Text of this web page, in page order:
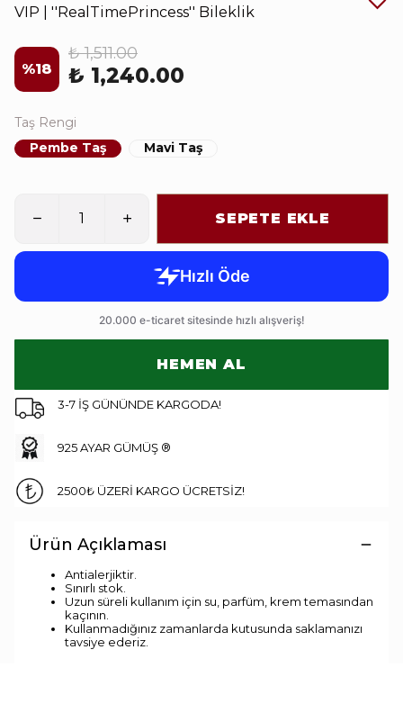
VIP | ''RealTimePrincess'' Bileklik
%18
₺ 1,511.00
₺ 1,240.00
Taş Rengi
Pembe Taş
Mavi Taş
SEPETE EKLE
HEMEN AL
3-7 İŞ GÜNÜNDE KARGODA!
925 AYAR GÜMÜŞ ®
2500₺ ÜZERİ KARGO ÜCRETSİZ!
Ürün Açıklaması
Antialerjiktir.
Sınırlı stok.
Uzun süreli kullanım için su, parfüm, krem temasından
kaçının.
Kullanmadığınız zamanlarda kutusunda saklamanızı
tavsiye ederiz.